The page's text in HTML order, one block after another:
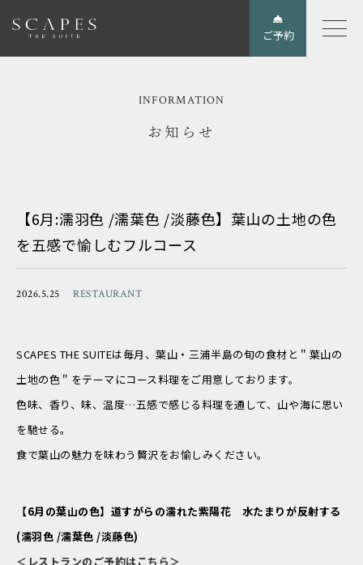
ご予約
INFORMATION
お知らせ
【6月:濡羽色 /濡葉色 /淡藤色】葉山の土地の色
を五感で愉しむフルコース
2026.5.25 RESTAURANT
SCAPES THE SUITEは毎月、葉山・三浦半島の旬の食材と＂葉山の
土地の色＂をテーマにコース料理をご用意しております。
色味、香り、味、温度…五感で感じる料理を通して、山や海に思い
を馳せる。
食で葉山の魅力を味わう贅沢をお愉しみください。
【6月の葉山の色】道すがらの濡れた紫陽花 水たまりが反射する
(濡羽色 /濡葉色 /淡藤色)
＜レストランのご予約はこちら＞